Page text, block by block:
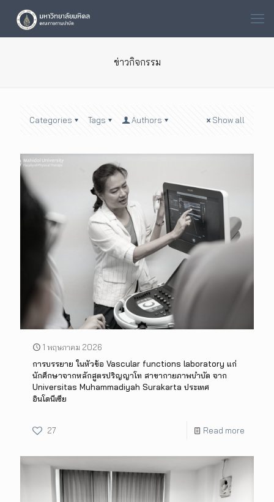
ข่าวกิจกรรม
Categories Tags Authors Show all
1 พฤษภาคม 2026
การบรรยาย ในหัวข้อ Vascular functions laboratory แก่
นักศึกษาจากหลักสูตรปริญญาโท สาขากายภาพบำบัด จาก
Universitas Muhammadiyah Surakarta ประเทศ
อินโดนีเซีย
27 Read more